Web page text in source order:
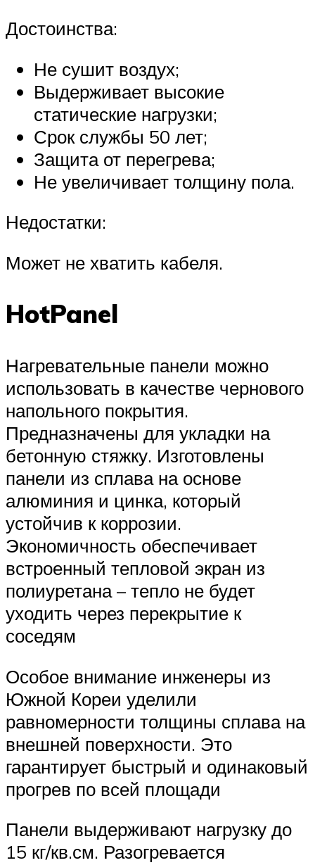
Достоинства:
Не сушит воздух;
Выдерживает высокие
статические нагрузки;
Срок службы 50 лет;
Защита от перегрева;
Не увеличивает толщину пола.
Недостатки:
Может не хватить кабеля.
HotPanel
Нагревательные панели можно
использовать в качестве чернового
напольного покрытия.
Предназначены для укладки на
бетонную стяжку. Изготовлены
панели из сплава на основе
алюминия и цинка, который
устойчив к коррозии.
Экономичность обеспечивает
встроенный тепловой экран из
полиуретана – тепло не будет
уходить через перекрытие к
соседям
Особое внимание инженеры из
Южной Кореи уделили
равномерности толщины сплава на
внешней поверхности. Это
гарантирует быстрый и одинаковый
прогрев по всей площади
Панели выдерживают нагрузку до
15 кг/кв.см. Разогревается